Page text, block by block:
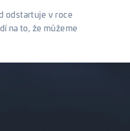
odstartuje v roce
na to, že můžeme